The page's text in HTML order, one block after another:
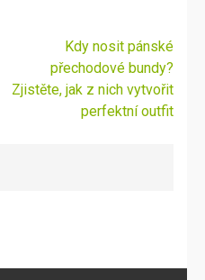
Kdy nosit pánské
přechodové bundy?
Zjistěte, jak z nich vytvořit
perfektní outfit